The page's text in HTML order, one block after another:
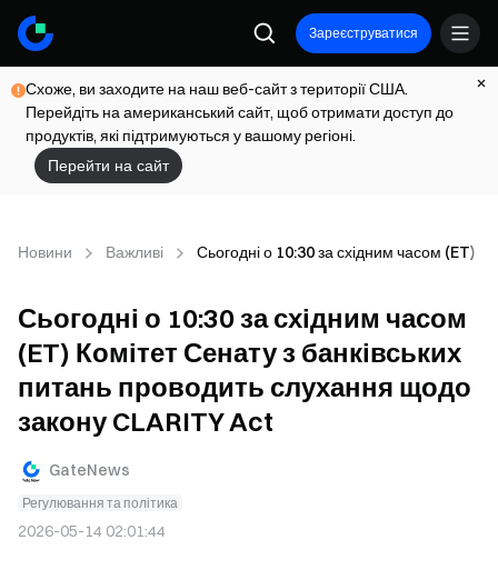
Зареєструватися
Схоже, ви заходите на наш веб-сайт з території США.
Перейдіть на американський сайт, щоб отримати доступ до
продуктів, які підтримуються у вашому регіоні.
Перейти на сайт
Новини Важливі Сьогодні о 10:30 за східним часом (ET)
Сьогодні о 10:30 за східним часом
(ET) Комітет Сенату з банківських
питань проводить слухання щодо
закону CLARITY Act
GateNews
Регулювання та політика
2026-05-14 02:01:44